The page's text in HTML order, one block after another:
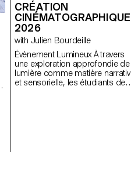
CRÉATION
2026
with Julien Bourdeille
Évènement Lumineux À travers
une exploration approfondie de
lumière comme matière
et sensorielle, les étudiants de